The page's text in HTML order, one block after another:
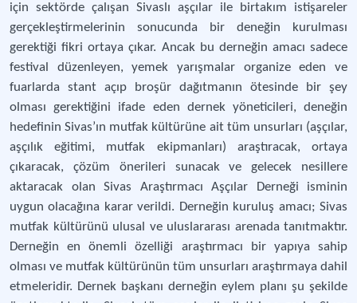
için sektörde çalışan Sivaslı aşçılar ile birtakım istişareler
gerçekleştirmelerinin sonucunda bir deneğin kurulması
gerektiği fikri ortaya çıkar. Ancak bu derneğin amacı sadece
festival düzenleyen, yemek yarışmalar organize eden ve
fuarlarda stant açıp broşür dağıtmanın ötesinde bir şey
olması gerektiğini ifade eden dernek yöneticileri, deneğin
hedefinin Sivas’ın mutfak kültürüne ait tüm unsurları (aşçılar,
aşçılık eğitimi, mutfak ekipmanları) araştıracak, ortaya
çıkaracak, çözüm önerileri sunacak ve gelecek nesillere
aktaracak olan Sivas Araştırmacı Aşçılar Derneği isminin
uygun olacağına karar verildi. Derneğin kuruluş amacı; Sivas
mutfak kültürünü ulusal ve uluslararası arenada tanıtmaktır.
Derneğin en önemli özelliği araştırmacı bir yapıya sahip
olması ve mutfak kültürünün tüm unsurları araştırmaya dahil
etmeleridir. Dernek başkanı derneğin eylem planı şu şekilde